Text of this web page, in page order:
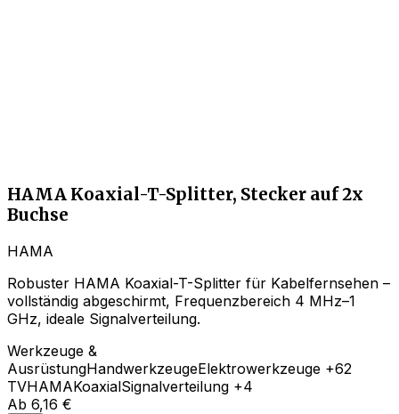
HAMA Koaxial-T-Splitter, Stecker auf 2x
Buchse
HAMA
Robuster HAMA Koaxial-T-Splitter für Kabelfernsehen –
vollständig abgeschirmt, Frequenzbereich 4 MHz–1
GHz, ideale Signalverteilung.
Werkzeuge &
AusrüstungHandwerkzeugeElektrowerkzeuge +62
TVHAMAKoaxialSignalverteilung +4
Ab 6,16 €